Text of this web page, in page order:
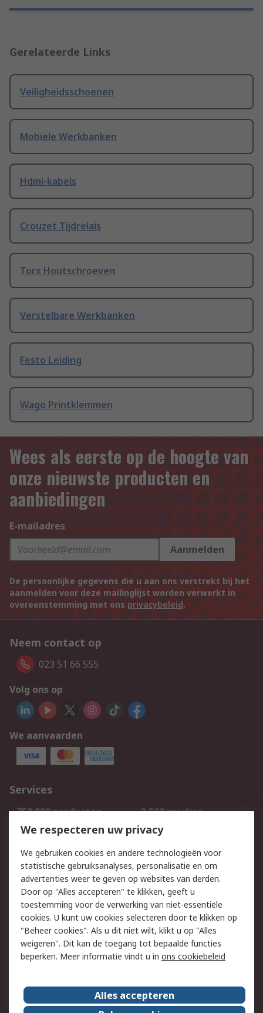
Gerelateerde Links
Veiligheidsschoenen
Mobiele Werkbanken
Hdmi-kabels
Crouzet Tijdrelais
Torx Houtschroeven
Verstelbare Werkbanken
Festo Leiding
Wago Printklemmen
Wees als eerste op de hoogte van
onze nieuwste producten en
aanbiedingen
E-mailadres
Aanmelden
De persoonlijke gegevens die u aan ons verstrekt bij het
aanmelden voor deze mailinglijst worden verwerkt in
overeenstemming met ons privacybeleid.
Neem contact op
023 51 66 555
Volg ons op
We aanvaarden
Services
750.000 producten
2.500 merken
Bestellen
Inkoopoplossingen
Track & Trace
Wettelijk
Cookiebeleid
Email veiligheid
Privacybeleid
Websitevoorwaarden
Algemene
verkoopvoorwaarden
Over RS
We respecteren uw privacy
We gebruiken cookies en andere technologieën voor
statistische gebruiksanalyses, personalisatie en om
advertenties weer te geven op websites van derden.
Door op "Alles accepteren" te klikken, geeft u
toestemming voor de verwerking van niet-essentiële
cookies. U kunt uw cookies selecteren door te klikken op
"Beheer cookies". Als u dit niet wilt, klikt u op "Alles
weigeren". Dit kan de toegang tot bepaalde functies
beperken. Meer informatie vindt u in ons cookiebeleid
Alles accepteren